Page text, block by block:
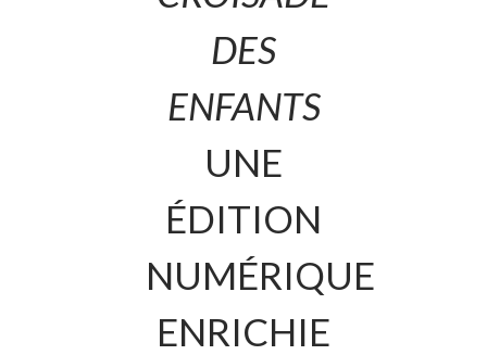
DES
ENFANTS
UNE
ÉDITION
NUMÉRIQUE
ENRICHIE